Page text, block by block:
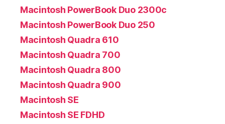
Macintosh PowerBook Duo 2300c
Macintosh PowerBook Duo 250
Macintosh Quadra 610
Macintosh Quadra 700
Macintosh Quadra 800
Macintosh Quadra 900
Macintosh SE
Macintosh SE FDHD